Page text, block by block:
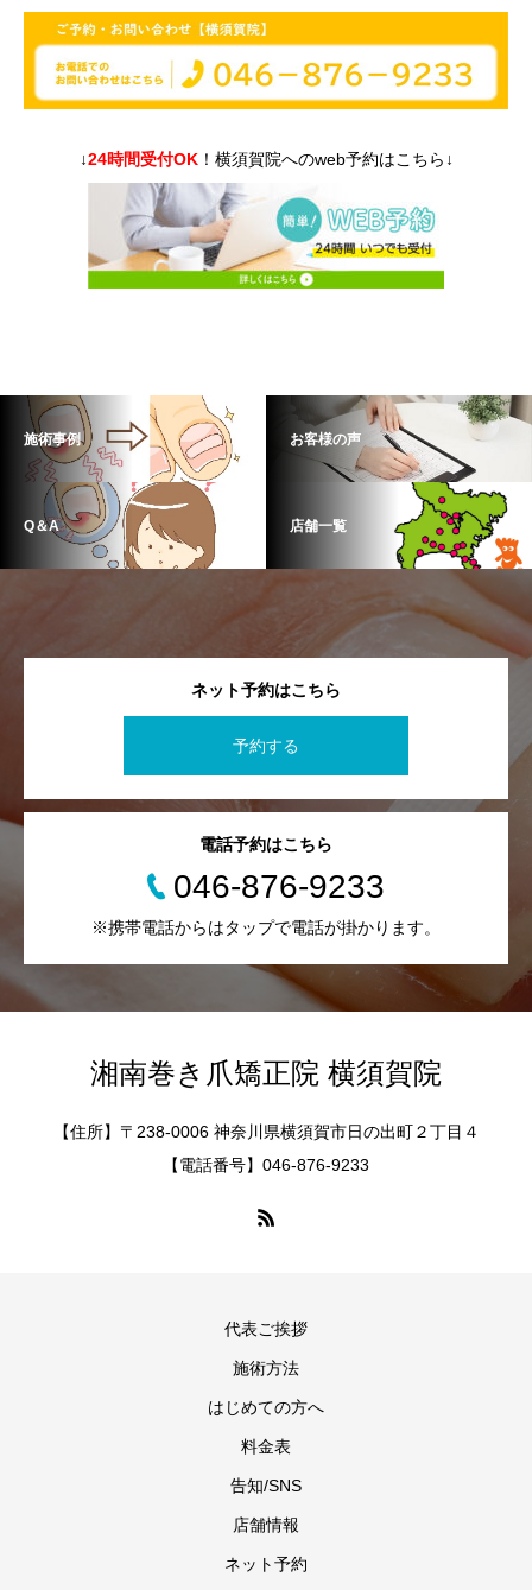
↓24時間受付OK！横須賀院へのweb予約はこちら↓
施術事例 お客様の声
Q＆A 店舗一覧
ネット予約はこちら
予約する
電話予約はこちら
046-876-9233
※携帯電話からはタップで電話が掛かります。
湘南巻き爪矯正院 横須賀院
【住所】〒238-0006 神奈川県横須賀市日の出町２丁目４
【電話番号】046-876-9233
代表ご挨拶
施術方法
はじめての方へ
料金表
告知/SNS
店舗情報
ネット予約